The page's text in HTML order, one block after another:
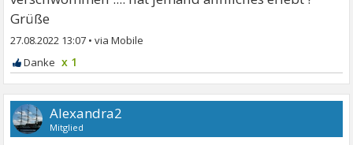
Grüße
27.08.2022 13:07 •
x 1
Alexandra2
Mitglied